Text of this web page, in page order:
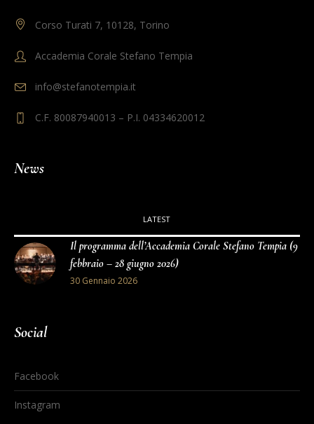
Corso Turati 7, 10128, Torino
Accademia Corale Stefano Tempia
info@stefanotempia.it
C.F. 80087940013 – P.I. 04334620012
News
LATEST
Il programma dell’Accademia Corale Stefano Tempia (9
febbraio – 28 giugno 2026)
30 Gennaio 2026
Social
Facebook
Instagram